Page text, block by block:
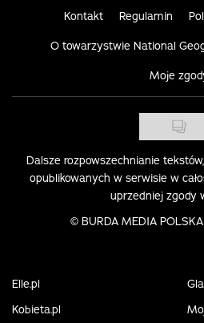
Kontakt Regulamin
O towarzystwie National
Moje
Dalsze rozpowszechnianie
opublikowanych w serwisie w
uprzedniej zgody
© BURDA MEDIA
Elle.pl
Kobieta.pl